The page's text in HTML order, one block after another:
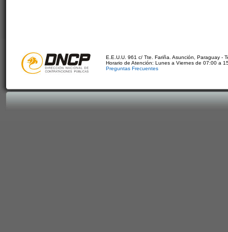
E.E.U.U. 961 c/ Tte. Fariña. Asunción, Paraguay -
Horario de Atención: Lunes a Viernes de 07:00 a
Preguntas Frecuentes